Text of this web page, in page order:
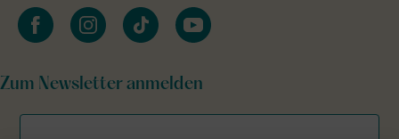
facebookinstagramtiktok youtube
Zum Newsletter anmelden